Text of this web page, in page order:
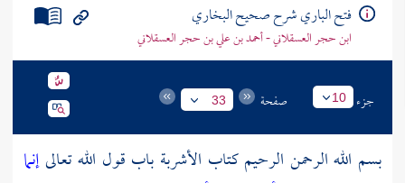
فتح الباري شرح صحيح البخاري
ابن حجر العسقلاني - أحمد بن علي بن حجر العسقلاني
جزء 10 صفحة 33
بسم الله الرحمن الرحيم كتاب الأشربة باب قول الله تعالىإنما